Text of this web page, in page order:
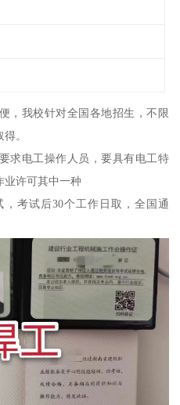
，我校针对全国各地招生，不限
。
求电工操作人员，要具有电工特
业许可其中一种
考试后30个工作日取，全国通